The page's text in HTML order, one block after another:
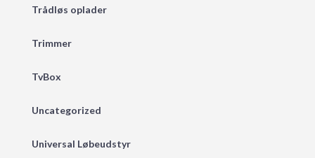
Trådløs oplader
Trimmer
TvBox
Uncategorized
Universal Løbeudstyr